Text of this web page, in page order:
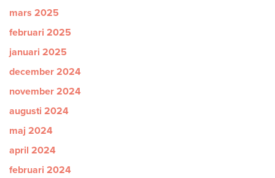
mars 2025
februari 2025
januari 2025
december 2024
november 2024
augusti 2024
maj 2024
april 2024
februari 2024